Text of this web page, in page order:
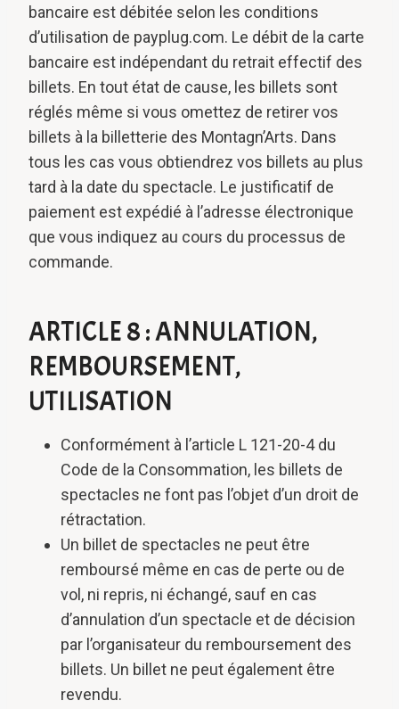
bancaire est débitée selon les conditions
d’utilisation de payplug.com. Le débit de la carte
bancaire est indépendant du retrait effectif des
billets. En tout état de cause, les billets sont
réglés même si vous omettez de retirer vos
billets à la billetterie des Montagn’Arts. Dans
tous les cas vous obtiendrez vos billets au plus
tard à la date du spectacle. Le justificatif de
paiement est expédié à l’adresse électronique
que vous indiquez au cours du processus de
commande.
ARTICLE 8 : ANNULATION,
REMBOURSEMENT,
UTILISATION
Conformément à l’article L 121-20-4 du
Code de la Consommation, les billets de
spectacles ne font pas l’objet d’un droit de
rétractation.
Un billet de spectacles ne peut être
remboursé même en cas de perte ou de
vol, ni repris, ni échangé, sauf en cas
d’annulation d’un spectacle et de décision
par l’organisateur du remboursement des
billets. Un billet ne peut également être
revendu.